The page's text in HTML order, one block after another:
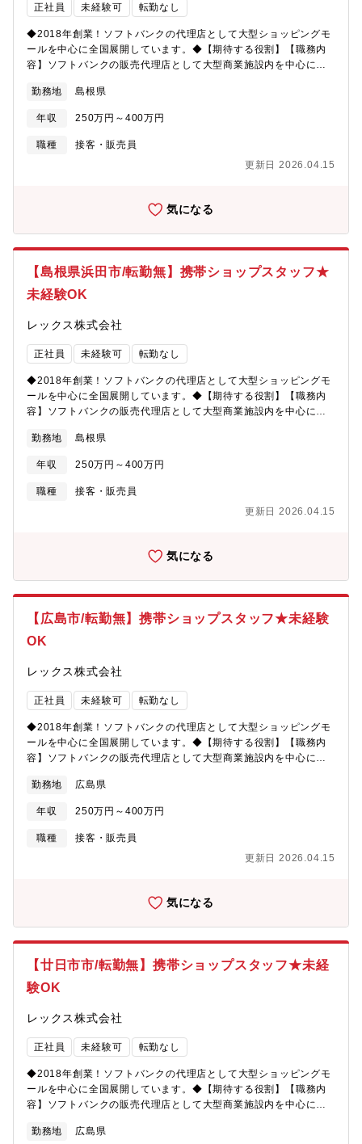
から受けられるので自分のスキルを高めるチャンスが数多くあり
時短制度を利用できます。週3日～週5日のと勤務日数を選ぶこと
も出来、お子様がいても仕事を続けていきたい方には子育てと仕
事/プライベートの充実もキャリアを途切れさせることなく支援し
てくれる魅力的な制度です。■時短制度（週3日～5日勤務可能で週
週4日：7.5時間勤務/日、週5日勤務の場合：6時間勤務/日など月
ません。★週20時間で正社員の2分の１勤務パターンも出来ます。
自分のライフステージや状況に合わせてお選びください！＜人と
客様と関わることをが出来、仲間とのチームワークも含めて人と
エキスパートなどのキャリアで長期的なキャリアを築いていけま
す。【募集要因】事業拡大に伴う増員。【勤務地】Softbankイオ
ン松江店もしくはSoftBank 松江中央店をお選びいただけます。
【組織構成】1店舗５～7名ほど（20代～40代）
正社員 未経験可 転勤なし
◆2018年創業！ソフトバンクの代理店として大型ショッピングモ
ールを中心に全国展開しています。◆【期待する役割】【職務内
容】ソフトバンクの販売代理店として大型商業施設内を中心に全
ョップスタッフをご担当頂きます。★どんなお仕事…？・携帯電
話の機種選びのサポート・料金お支払いの対応、電話応対などの
窓口業務・事務作業（販促物の制作）・イベントの企画・準備・
その他、お客様からの問い合わせ対応・１日の平均来店人数は１
ら、仕事の進め方を学びます。独り立ちまでは約3か月の研修期間
いのある成長企業です＞「LET’S MAKE THE FUTURE」と
いうポリシーで、お客様と密にコミュニケートでき、愛されるお
店造りをクルー一丸となって邁進しています。また、顧客満足だ
けでなく従業員満足にも取り組み、時短制度や恩人感謝の日など
社員一人一人の充実した生活の実現を応援しさらに風通しのいい
会社となっています。＜自分の頑張りで、昇給可能◎充実の評価
制度＞個人成績だけでなく、自身で達成したい目標の設定や店舗
す。ソフトバンクに連動した資格手当も充実しており、自分の頑
から受けられるので自分のスキルを高めるチャンスが数多くあり
時短制度を利用できます。週3日～週5日のと勤務日数を選ぶこと
も出来、お子様がいても仕事を続けていきたい方には子育てと仕
事/プライベートの充実もキャリアを途切れさせることなく支援し
てくれる魅力的な制度です。■時短制度（週3日～5日勤務可能で週
週4日：7.5時間勤務/日、週5日勤務の場合：6時間勤務/日など月
ません。★週20時間で正社員の2分の１勤務パターンも出来ます。
自分のライフステージや状況に合わせてお選びください！＜人と
客様と関わることをが出来、仲間とのチームワークも含めて人と
エキスパートなどのキャリアで長期的なキャリアを築いていけま
ンモール出雲店もしくはY!mobileイオンモール出雲店をお選びい
ただけます。 【組織構成】1店舗５～7名ほど（20代～40代）
勤務地 島根県
年収 250万円～400万円
職種
接客・販売員
更新日 2026.04.15
気になる
【島根県浜田市/転勤無】携帯ショップスタッフ★
未経験OK
レックス株式会社
正社員 未経験可 転勤なし
◆2018年創業！ソフトバンクの代理店として大型ショッピングモ
ールを中心に全国展開しています。◆【期待する役割】【職務内
容】ソフトバンクの販売代理店として大型商業施設内を中心に全
ョップスタッフをご担当頂きます。★どんなお仕事…？・携帯電
話の機種選びのサポート・料金お支払いの対応、電話応対などの
窓口業務・事務作業（販促物の制作）・イベントの企画・準備・
その他、お客様からの問い合わせ対応・１日の平均来店人数は１
ら、仕事の進め方を学びます。独り立ちまでは約3か月の研修期間
いのある成長企業です＞「LET’S MAKE THE FUTURE」と
いうポリシーで、お客様と密にコミュニケートでき、愛されるお
店造りをクルー一丸となって邁進しています。また、顧客満足だ
けでなく従業員満足にも取り組み、時短制度や恩人感謝の日など
社員一人一人の充実した生活の実現を応援しさらに風通しのいい
会社となっています。＜自分の頑張りで、昇給可能◎充実の評価
制度＞個人成績だけでなく、自身で達成したい目標の設定や店舗
す。ソフトバンクに連動した資格手当も充実しており、自分の頑
から受けられるので自分のスキルを高めるチャンスが数多くあり
ステップ＞扱うのはもはや生活の一部である「携帯電話」。老若
男女様々なお客様と関わることをが出来、仲間とのチームワーク
も含めて人とのつながりを感じられる環境です。業界未経験から
でもチャレンジOK！業界のトレンド・勉強会・ロープレなど研修
舗開発や販売エキスパートなどのキャリアで長期的なキャリアを
SoftBank ゆめタウン浜田店【組織構成】1店舗５～7名ほど（20
勤務地 島根県
年収 250万円～400万円
職種
接客・販売員
更新日 2026.04.15
気になる
【広島市/転勤無】携帯ショップスタッフ★未経験
OK
レックス株式会社
正社員 未経験可 転勤なし
◆2018年創業！ソフトバンクの代理店として大型ショッピングモ
ールを中心に全国展開しています。◆【期待する役割】【職務内
容】ソフトバンクの販売代理店として大型商業施設内を中心に全
ョップスタッフをご担当頂きます。★どんなお仕事…？・携帯電
話の機種選びのサポート・料金お支払いの対応、電話応対などの
窓口業務・事務作業（販促物の制作）・イベントの企画・準備・
その他、お客様からの問い合わせ対応・１日の平均来店人数は１
ら、仕事の進め方を学びます。独り立ちまでは約3か月の研修期間
いのある成長企業です＞「LET’S MAKE THE FUTURE」と
いうポリシーで、お客様と密にコミュニケートでき、愛されるお
店造りをクルー一丸となって邁進しています。また、顧客満足だ
けでなく従業員満足にも取り組み、時短制度や恩人感謝の日など
社員一人一人の充実した生活の実現を応援しさらに風通しのいい
会社となっています。＜自分の頑張りで、昇給可能◎充実の評価
制度＞個人成績だけでなく、自身で達成したい目標の設定や店舗
す。ソフトバンクに連動した資格手当も充実しており、自分の頑
から受けられるので自分のスキルを高めるチャンスが数多くあり
ステップ＞扱うのはもはや生活の一部である「携帯電話」。老若
男女様々なお客様と関わることをが出来、仲間とのチームワーク
も含めて人とのつながりを感じられる環境です。業界未経験から
でもチャレンジOK！業界のトレンド・勉強会・ロープレなど研修
勤務地 広島県
年収 250万円～400万円
職種
接客・販売員
更新日 2026.04.15
気になる
【廿日市市/転勤無】携帯ショップスタッフ★未経
験OK
レックス株式会社
正社員 未経験可 転勤なし
◆2018年創業！ソフトバンクの代理店として大型ショッピングモ
ールを中心に全国展開しています。◆【期待する役割】【職務内
容】ソフトバンクの販売代理店として大型商業施設内を中心に全
ョップスタッフをご担当頂きます。★どんなお仕事…？・携帯電
勤務地 広島県